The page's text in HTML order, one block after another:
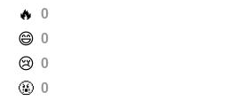
️🔥 0
️😄 0
️😢 0
️🤬 0